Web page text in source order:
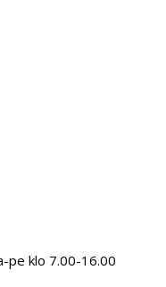
pe klo 7.00-16.00